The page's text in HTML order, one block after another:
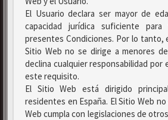
El Usuario declara ser mayor de
capacidad jurídica suficiente
presentes Condiciones. Por lo tanto,
Sitio Web no se dirige a menores
declina cualquier responsabilidad por
este requisito.
El Sitio Web está dirigido
residentes en España. El Sitio Web
Web cumpla con legislaciones de